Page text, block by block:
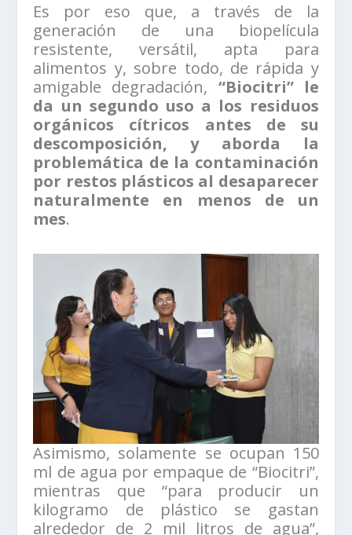
Es por eso que, a través de la
generación de una biopelícula
resistente, versátil, apta para
alimentos y, sobre todo, de rápida y
amigable degradación, “Biocitri” le
da un segundo uso a los residuos
orgánicos cítricos antes de su
descomposición, y aborda la
problemática de la contaminación
por restos plásticos al desaparecer
naturalmente en menos de un
mes.
Asimismo, solamente se ocupan 150
ml de agua por empaque de “Biocitri”,
mientras que “para producir un
kilogramo de plástico se gastan
alrededor de 2 mil litros de agua”,